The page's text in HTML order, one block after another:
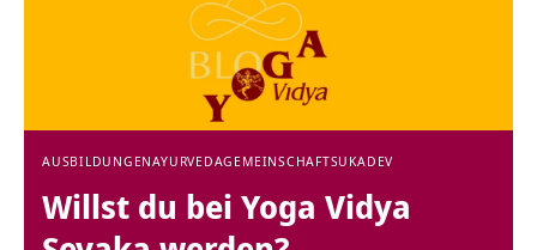
AUSBILDUNGENAYURVEDAGEMEINSCHAFTSUKADEV
Willst du bei Yoga Vidya